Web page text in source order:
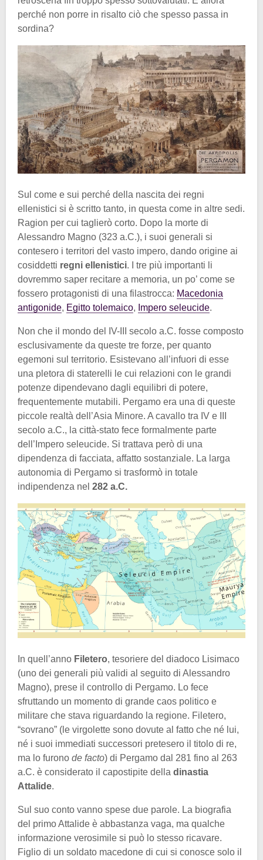
perché non porre in risalto ciò che spesso passa in
sordina?
Sul come e sui perché della nascita dei regni
ellenistici si è scritto tanto, in questa come in altre sedi.
Ragion per cui taglierò corto. Dopo la morte di
Alessandro Magno (323 a.C.), i suoi generali si
contesero i territori del vasto impero, dando origine ai
cosiddetti regni ellenistici. I tre più importanti li
dovremmo saper recitare a memoria, un po’ come se
fossero protagonisti di una filastrocca: Macedonia
antigonide, Egitto tolemaico, Impero seleucide.
Non che il mondo del IV-III secolo a.C. fosse composto
esclusivamente da queste tre forze, per quanto
egemoni sul territorio. Esistevano all’infuori di esse
una pletora di staterelli le cui relazioni con le grandi
potenze dipendevano dagli equilibri di potere,
frequentemente mutabili. Pergamo era una di queste
piccole realtà dell’Asia Minore. A cavallo tra IV e III
secolo a.C., la città-stato fece formalmente parte
dell’Impero seleucide. Si trattava però di una
dipendenza di facciata, affatto sostanziale. La larga
autonomia di Pergamo si trasformò in totale
indipendenza nel 282 a.C.
In quell’anno Filetero, tesoriere del diadoco Lisimaco
(uno dei generali più validi al seguito di Alessandro
Magno), prese il controllo di Pergamo. Lo fece
sfruttando un momento di grande caos politico e
militare che stava riguardando la regione. Filetero,
“sovrano” (le virgolette sono dovute al fatto che né lui,
né i suoi immediati successori pretesero il titolo di re,
ma lo furono de facto) di Pergamo dal 281 fino al 263
a.C. è considerato il capostipite della dinastia
Attalide.
Sul suo conto vanno spese due parole. La biografia
del primo Attalide è abbastanza vaga, ma qualche
informazione verosimile si può lo stesso ricavare.
Figlio di un soldato macedone di cui si conosce solo il